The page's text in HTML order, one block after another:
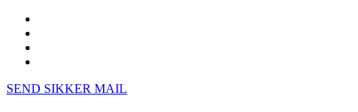
SEND SIKKER MAIL